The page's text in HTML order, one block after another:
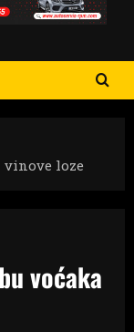
loze
voćaka